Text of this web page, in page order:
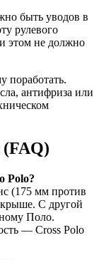
быть уводов в
рулевого
этом не должно
поработать.
антифриза или
Polo?
(175 мм против
С другой
Поло.
— Cross Polo